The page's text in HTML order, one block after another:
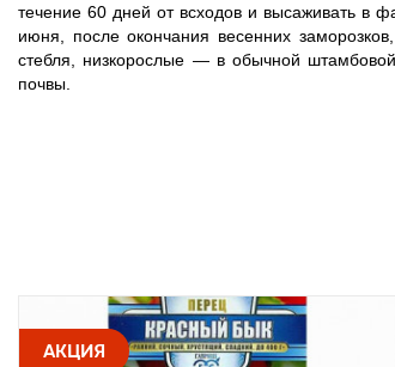
течение 60 дней от всходов и высаживать в
июня, после окончания весенних
стебля, низкорослые — в обычной
почвы.
АКЦИЯ